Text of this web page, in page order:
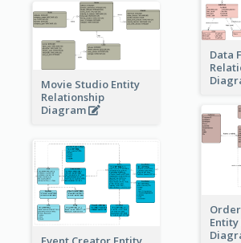
Data
Movie Studio Entity
Relationship
Diagram